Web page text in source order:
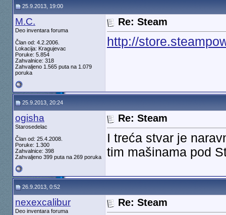
25.9.2013, 19:00
M.C.
Deo inventara foruma
Član od: 4.2.2006.
Lokacija: Kragujevac
Poruke: 5.854
Zahvalnice: 318
Zahvaljeno 1.565 puta na 1.079
poruka
Re: Steam
http://
25.9.2013, 20:24
ogisha
Starosedelac
Član od: 25.4.2008.
Poruke: 1.300
Zahvalnice: 398
Zahvaljeno 399 puta na 269 poruka
Re: Steam
I treća stvar je
tim mašinama pod
26.9.2013, 0:52
nexexcalibur
Deo inventara foruma
Re: Steam